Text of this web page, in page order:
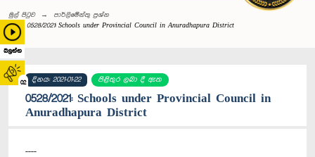
බලන්න
02
මුල් පිටුව
පාර්ලි‌මේන්තු‌ ප්‍රශ්න
0528/2021: Schools under Provincial Council in Anuradhapura District
දිනය: 2021-01-22 පිළිතුර ලබා දී ඇත
0528/2021: Schools under Provincial Council in
Anuradhapura District
----